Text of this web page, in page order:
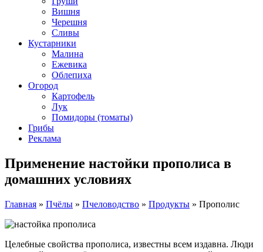
Вишня
Черешня
Сливы
Кустарники
Малина
Ежевика
Облепиха
Огород
Картофель
Лук
Помидоры (томаты)
Грибы
Реклама
Применение настойки прополиса в
домашних условиях
Главная » Пчёлы » Пчеловодство » Продукты » Прополис
Целебные свойства прополиса, известны всем издавна. Люди